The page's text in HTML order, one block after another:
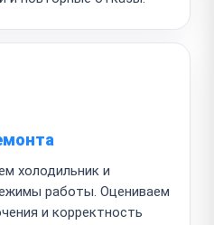
холодильник и
работы. Оцениваем
и корректность